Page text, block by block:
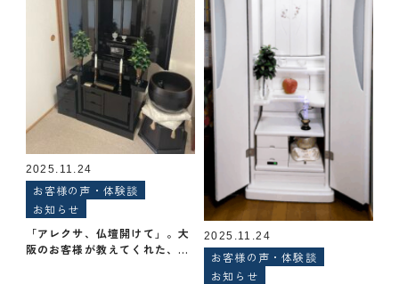
2025.11.24
お客様の声・体験談
お知らせ
「アレクサ、仏壇開けて」。大
阪のお客様が教えてくれた、声
2025.11.24
お客様の声・体験談
お知らせ